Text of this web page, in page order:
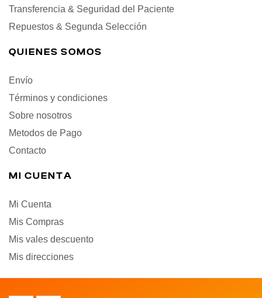
Transferencia & Seguridad del Paciente
Repuestos & Segunda Selección
QUIENES SOMOS
Envío
Términos y condiciones
Sobre nosotros
Metodos de Pago
Contacto
MI CUENTA
Mi Cuenta
Mis Compras
Mis vales descuento
Mis direcciones